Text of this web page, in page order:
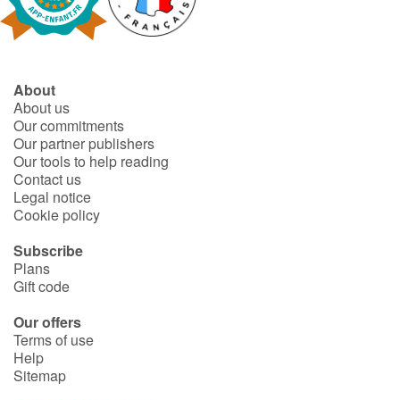
Fable, myth, literature and poetry
Ogres, monsters and witches
Heroines and Heroes
Ecology, nature, seasons
The animals
Travel, epic, investigation, adventure
Around the world
Learning
About
About us
Our commitments
Our partner publishers
Our tools to help reading
Contact us
Legal notice
Cookie policy
Subscribe
Plans
Gift code
Our offers
Terms of use
Help
Sitemap